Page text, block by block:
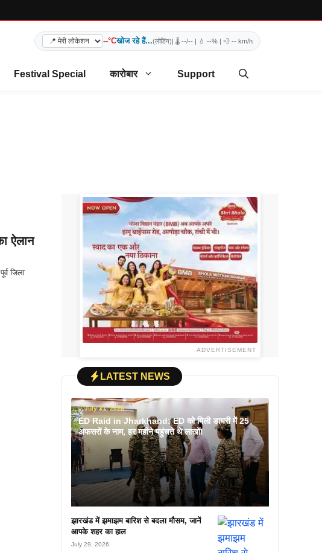
--°Cखोज रहे हैं...(लोडिंग)| 🌡️ --/-- | 💧 --% | 💨 -- km/h
Festival Special कारोबार Support
ऐलान
जिला
ADVERTISEMENT
LATEST NEWS
July 31, 2026
ED Raid in Jharkhand: ED को मिली डायरी में 25
अफसरों के नाम, हर महीने पहुंचते थे लाखों!
झारखंड में झमाझम बारिश से बदला मौसम, जानें
आपके शहर का हाल
July 29, 2026